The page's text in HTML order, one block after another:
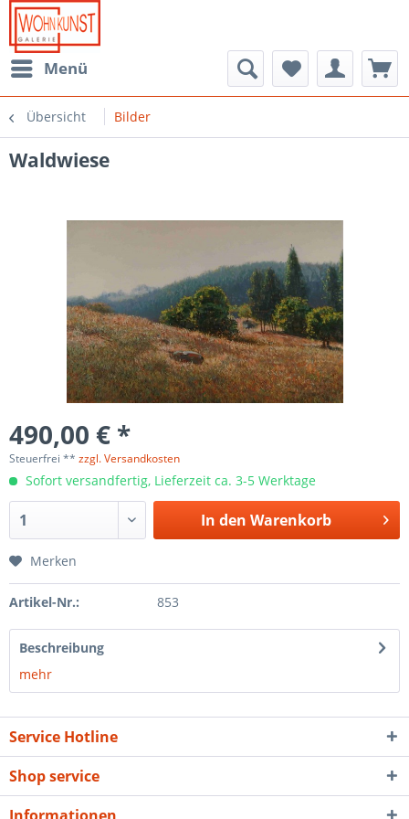
Menü
Übersicht Bilder
Waldwiese
490,00 € *
Steuerfrei ** zzgl. Versandkosten
Sofort versandfertig, Lieferzeit ca. 3-5 Werktage
In den Warenkorb
Merken
Artikel-Nr.: 853
Beschreibung
mehr
Service Hotline
Shop service